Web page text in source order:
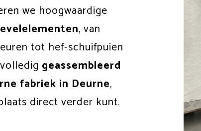
we hoogwaardige
, van
tot hef-schuifpuien
geassembleerd
fabriek in Deurne,
direct verder kunt.